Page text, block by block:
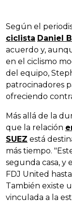
Según el
ciclista Daniel
acuerdo y,
en el ciclismo
del equipo,
patrocinadores
ofreciendo
Más allá de la
que la relación
SUEZ está
más tiempo.
segunda casa, y
FDJ United
También existe
vinculada a la